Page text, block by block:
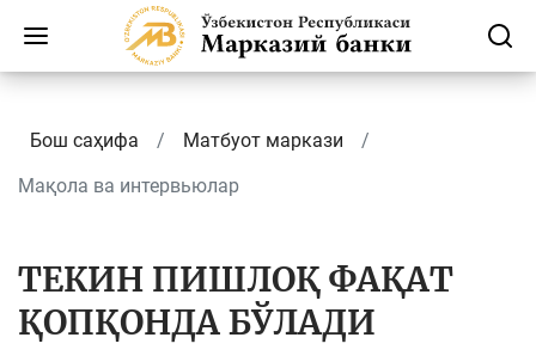
Бош саҳифа
Матбуот маркази
Мақола ва интервьюлар
ТEКИН ПИШЛОҚ ФАҚАТ
ҚОПҚОНДА БЎЛАДИ